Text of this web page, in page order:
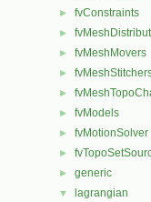
► fvConstraints
►
► fvMeshMovers
►
►
► fvModels
► fvMotionSolver
►
► generic
▼ lagrangian